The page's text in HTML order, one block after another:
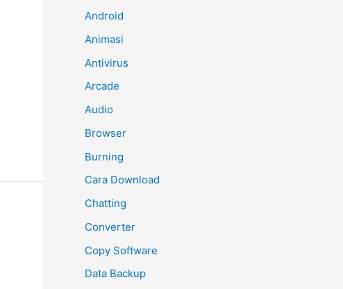
Android
Animasi
Antivirus
Arcade
Audio
Browser
Burning
Cara Download
Chatting
Converter
Copy Software
Data Backup